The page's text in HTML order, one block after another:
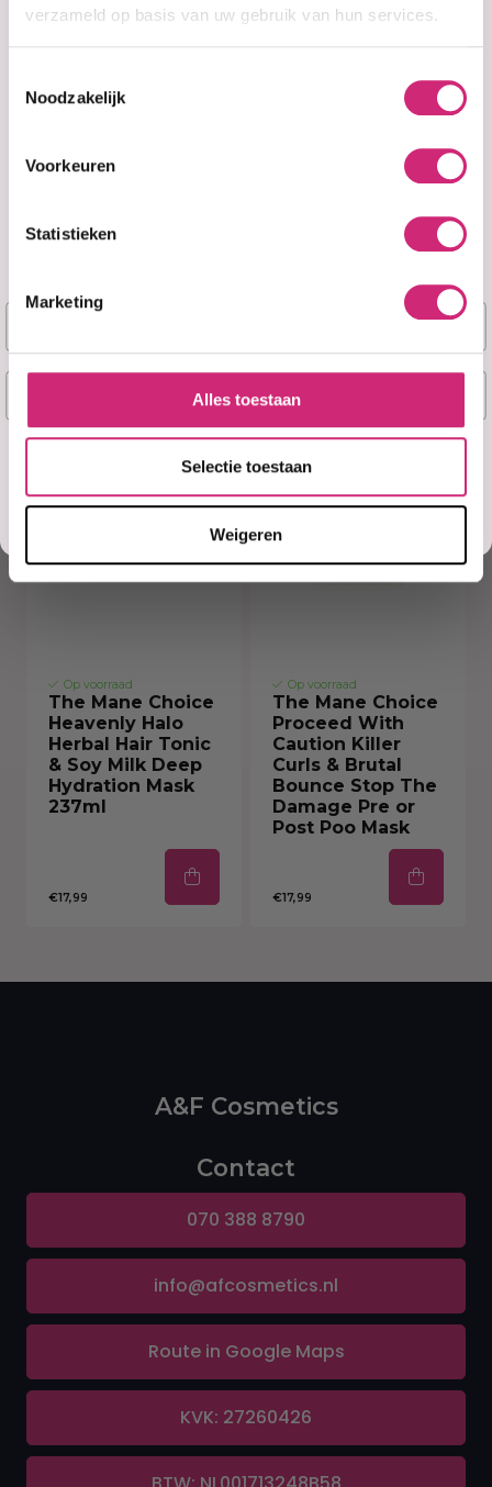
verzameld op basis van uw gebruik van hun services.
Noodzakelijk
Voorkeuren
Statistieken
Marketing
Alles toestaan
Selectie toestaan
Weigeren
Taliah Waajid
Repair & Restore
The Mane Choice
Do It 'FRO" The
Op voorraad
The Mane Choice
Heavenly Halo
Herbal Hair Tonic
& Soy Milk Deep
Hydration Mask
237ml
€17,99
Op voorraad
The Mane Choice
Proceed With
Caution Killer
Curls & Brutal
Bounce Stop The
Damage Pre or
Post Poo Mask
€17,99
A&F Cosmetics
Contact
070 388 8790
info@afcosmetics.nl
Route in Google Maps
KVK: 27260426
Naam
E-mail
Ja, stuur mij mijn 5% korting!
Misschien later